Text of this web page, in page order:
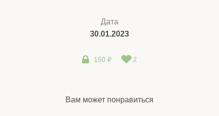
Дата
30.01.2023
150 ₽ 2
Вам может понравиться